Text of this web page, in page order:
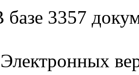
базе 3357
Электронных